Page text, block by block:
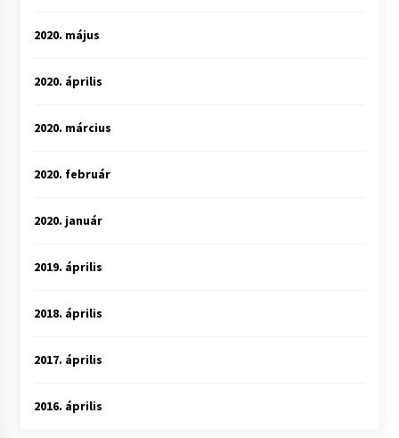
2020. május
2020. április
2020. március
2020. február
2020. január
2019. április
2018. április
2017. április
2016. április